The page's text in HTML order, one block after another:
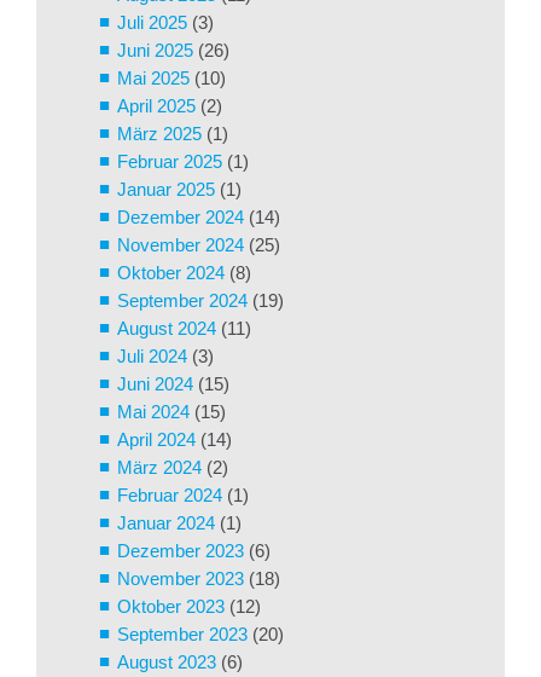
Juli 2025 (3)
Juni 2025 (26)
Mai 2025 (10)
April 2025 (2)
März 2025 (1)
Februar 2025 (1)
Januar 2025 (1)
Dezember 2024 (14)
November 2024 (25)
Oktober 2024 (8)
September 2024 (19)
August 2024 (11)
Juli 2024 (3)
Juni 2024 (15)
Mai 2024 (15)
April 2024 (14)
März 2024 (2)
Februar 2024 (1)
Januar 2024 (1)
Dezember 2023 (6)
November 2023 (18)
Oktober 2023 (12)
September 2023 (20)
August 2023 (6)